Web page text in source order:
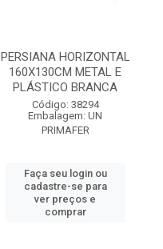
PERSIANA HORIZONTAL
160X130CM METAL E
PLÁSTICO BRANCA
Código: 38294
Embalagem: UN
PRIMAFER
Faça seu login ou
cadastre-se para
ver preços e
comprar